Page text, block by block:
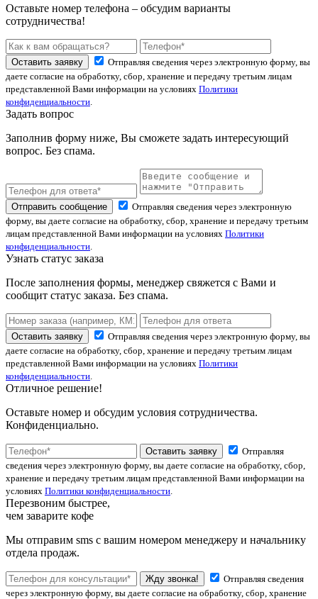
Оставьте номер телефона – обсудим варианты
сотрудничества!
Оставить заявку
Отправляя сведения через электронную форму, вы
даете согласие на обработку, сбор, хранение и передачу третьим лицам
представленной Вами информации на условиях Политики
конфиденциальности
Задать вопрос
Заполнив форму ниже, Вы сможете задать интересующий
вопрос. Без спама.
Отправить сообщение
Отправляя сведения через электронную
форму, вы даете согласие на обработку, сбор, хранение и передачу третьим
лицам представленной Вами информации на условиях Политики
конфиденциальности
Узнать статус заказа
После заполнения формы, менеджер свяжется с Вами и
сообщит статус заказа. Без спама.
Оставить заявку
Отправляя сведения через электронную форму, вы
даете согласие на обработку, сбор, хранение и передачу третьим лицам
представленной Вами информации на условиях Политики
конфиденциальности
Отличное решение!
Оставьте номер и обсудим условия сотрудничества.
Конфиденциально.
Оставить заявку
Отправляя
сведения через электронную форму, вы даете согласие на обработку, сбор,
хранение и передачу третьим лицам представленной Вами информации на
условиях Политики конфиденциальности
Перезвоним быстрее,
чем заварите кофе
Мы отправим sms с вашим номером менеджеру и начальнику
отдела продаж.
Жду звонка!
Отправляя сведения
через электронную форму, вы даете согласие на обработку, сбор, хранение